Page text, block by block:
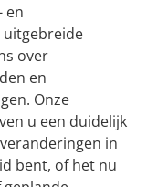
en
over
en
Onze
u een duidelijk
in
bent, of het nu